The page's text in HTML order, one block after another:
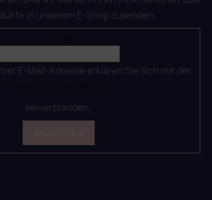
in unserem E-Shop zusenden.
E-Mail-Adresse erklären Sie sich mit der
einverstanden.